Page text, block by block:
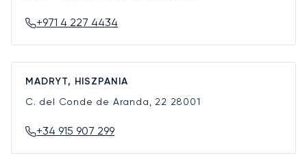
+971 4 227 4434
MADRYT, HISZPANIA
C. del Conde de Aranda, 22 28001
+34 915 907 299